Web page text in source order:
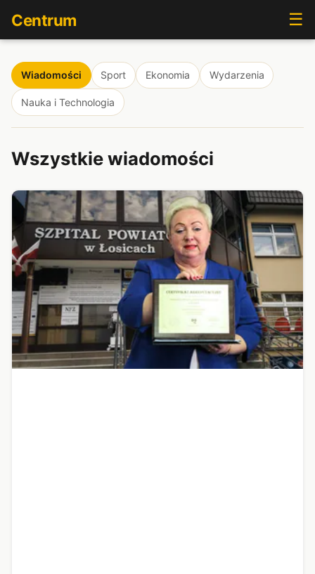
Centrum ☰
Wiadomości Sport Ekonomia Wydarzenia
Nauka i Technologia
Wszystkie wiadomości